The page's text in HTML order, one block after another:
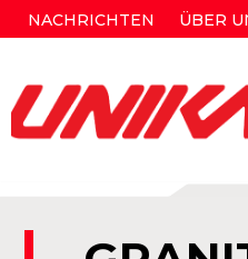
NACHRICHTEN ÜBER